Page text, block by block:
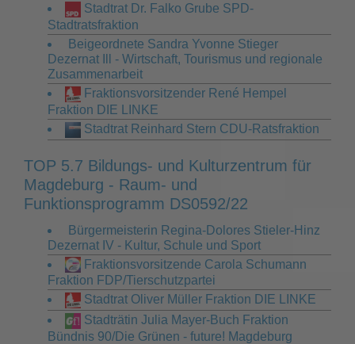
Stadtrat Dr. Falko Grube SPD-
Stadtratsfraktion
Beigeordnete Sandra Yvonne Stieger
Dezernat Ill - Wirtschaft, Tourismus und regionale
Zusammenarbeit
Fraktionsvorsitzender René Hempel
Fraktion DIE LINKE
Stadtrat Reinhard Stern CDU-Ratsfraktion
TOP 5.7 Bildungs- und Kulturzentrum für
Magdeburg - Raum- und
Funktionsprogramm DS0592/22
Bürgermeisterin Regina-Dolores Stieler-Hinz
Dezernat IV - Kultur, Schule und Sport
Fraktionsvorsitzende Carola Schumann
Fraktion FDP/Tierschutzpartei
Stadtrat Oliver Müller Fraktion DIE LINKE
Stadträtin Julia Mayer-Buch Fraktion
Bündnis 90/Die Grünen - future! Magdeburg